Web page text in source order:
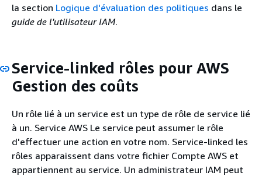
la section Logique d'évaluation des politiques dans le
guide de l'utilisateur IAM.
Service-linked rôles pour AWS
Gestion des coûts
Un rôle lié à un service est un type de rôle de service lié
à un. Service AWS Le service peut assumer le rôle
d'effectuer une action en votre nom. Service-linked les
rôles apparaissent dans votre fichier Compte AWS et
appartiennent au service. Un administrateur IAM peut